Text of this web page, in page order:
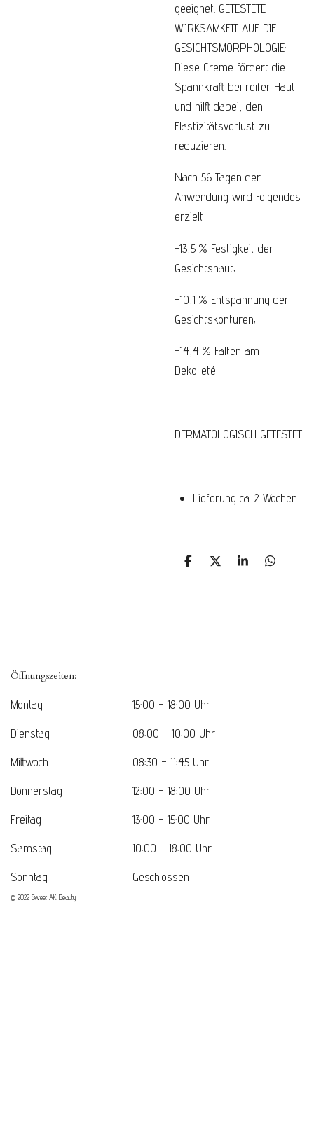
geeignet. GETESTETE
WIRKSAMKEIT AUF DIE
GESICHTSMORPHOLOGIE:
Diese Creme fördert die
Spannkraft bei reifer Haut
und hilft dabei, den
Elastizitätsverlust zu
reduzieren.
Nach 56 Tagen der
Anwendung wird Folgendes
erzielt:
+13,5 % Festigkeit der
Gesichtshaut;
-10,1 % Entspannung der
Gesichtskonturen;
-14,4 % Falten am
Dekolleté
DERMATOLOGISCH GETESTET
Lieferung ca. 2 Wochen
T
T
T
T
Öffnungszeiten:
Montag
15:00 - 18:00 Uhr
Dienstag
08:00 - 10:00 Uhr
Mittwoch
08:30 - 11:45 Uhr
Donnerstag
12:00 - 18:00 Uhr
Freitag
13:00 - 15:00 Uhr
Samstag
10:00 - 18:00 Uhr
Sonntag
Geschlossen
© 2022 Sweet AK Beauty